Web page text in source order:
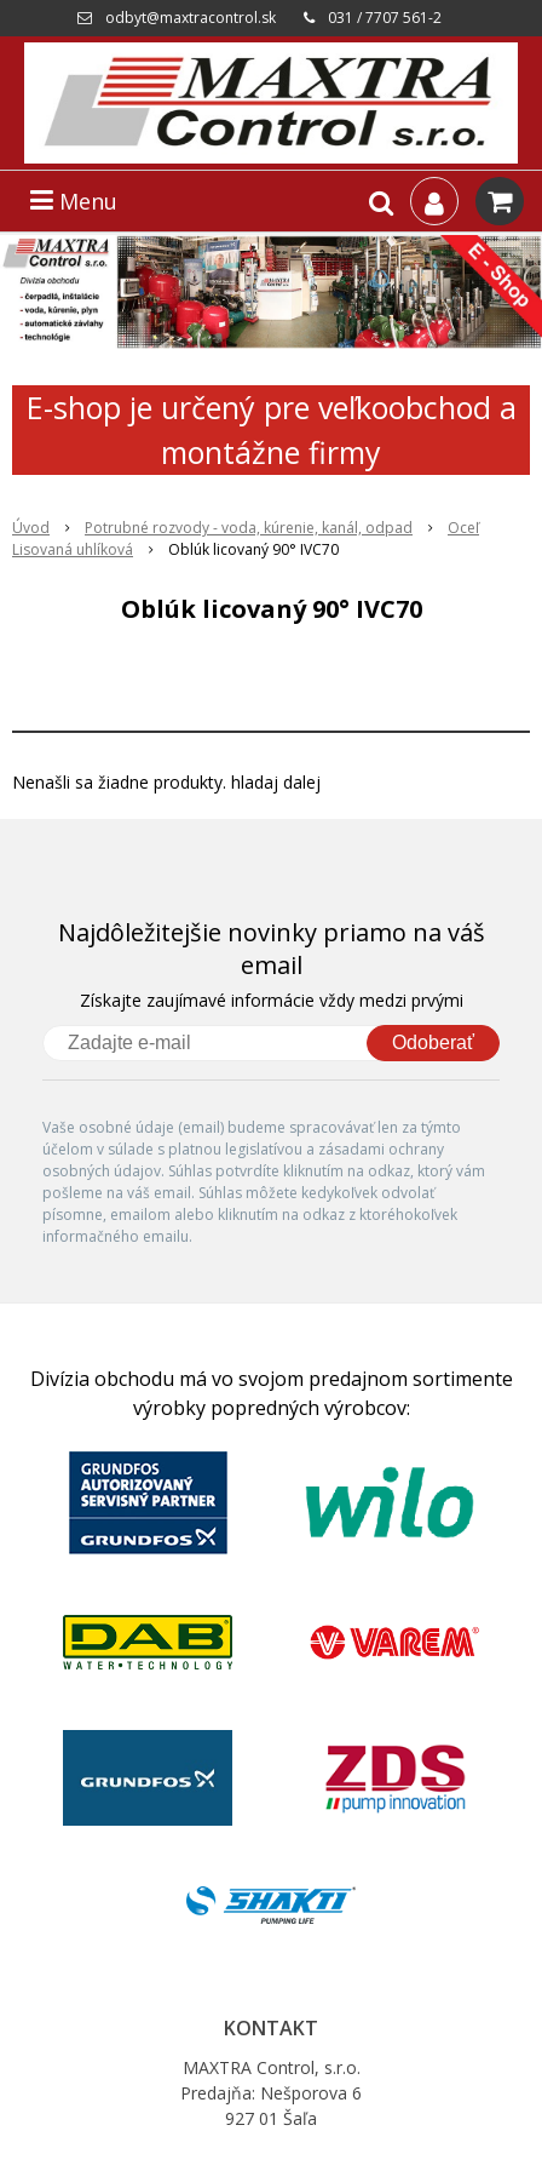
odbyt@maxtracontrol.sk 031 / 7707 561-2
Menu
E-shop je určený pre veľkoobchod a
montážne firmy
Úvod Potrubné rozvody - voda, kúrenie, kanál, odpad
Oceľ
Lisovaná uhlíková
Oblúk licovaný 90° IVC70
Oblúk licovaný 90° IVC70
Nenašli sa žiadne produkty. hladaj dalej
Najdôležitejšie novinky priamo na váš
email
Získajte zaujímavé informácie vždy medzi prvými
Odoberať
Vaše osobné údaje (email) budeme spracovávať len za týmto
účelom v súlade s platnou legislatívou a zásadami ochrany
osobných údajov. Súhlas potvrdíte kliknutím na odkaz, ktorý vám
pošleme na váš email. Súhlas môžete kedykoľvek odvolať
písomne, emailom alebo kliknutím na odkaz z ktoréhokoľvek
informačného emailu.
Divízia obchodu má vo svojom predajnom sortimente
výrobky popredných výrobcov:
KONTAKT
MAXTRA Control, s.r.o.
Predajňa: Nešporova 6
927 01 Šaľa